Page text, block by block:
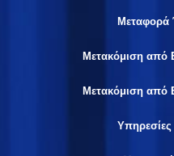
Μεταφορά
Μετακόμιση από
Μετακόμιση από